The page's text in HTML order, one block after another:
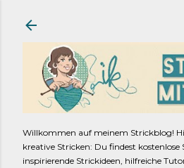
Willkommen auf meinem Strickblog!
kreative Stricken: Du findest kostenlose
inspirierende Strickideen, hilfreiche